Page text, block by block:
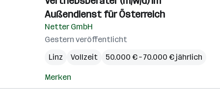
Außendienst für Österreich
Netter GmbH
Gestern veröffentlicht
Linz
Vollzeit 50.000 € – 70.000 € jährlich
Merken